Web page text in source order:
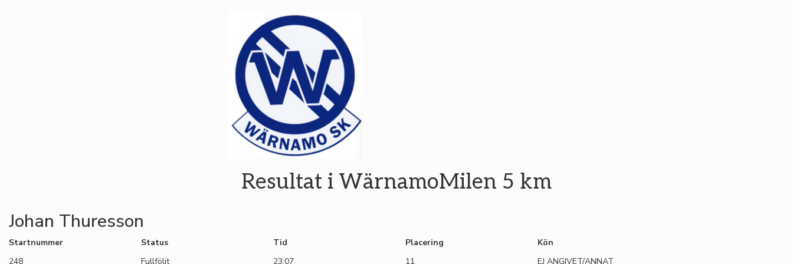
Resultat i WärnamoMilen 5 km
Johan Thuresson
Startnummer
248
Status
Fullföljt
Tid
23:07
Placering
11
Kön
EJ ANGIVET/ANNAT